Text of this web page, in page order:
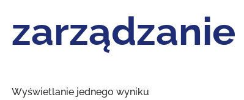
Wyświetlanie jednego wyniku